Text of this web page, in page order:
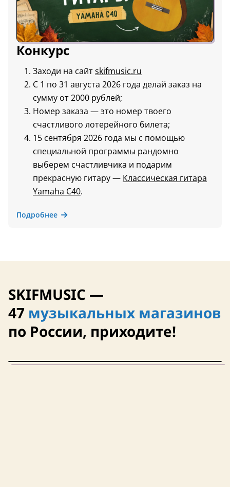
Конкурс
Заходи на сайтskifmusic.ru
С 1 по 31 августа 2026 года делай заказ на
сумму от 2000 рублей;
Номер заказа — это номер твоего
счастливого лотерейного билета;
15 сентября 2026 года мы с помощью
специальной программы рандомно
выберем счастливчика и подарим
прекрасную гитару — Классическая гитара
Yamaha C40.
Подробнее
SKIFMUSIC —
47 музыкальных магазинов
по России, приходите!